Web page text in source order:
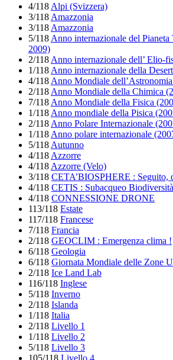
4/118 Alpi (Svizzera)
3/118 Amazzonia
3/118 Amazzonia
5/118 Anno internazionale del
2009)
2/118 Anno internazionale dell’ Elio-
1/118 Anno internazionale della
4/118 Anno Mondiale
2/118 Anno Mondiale della Chimica
7/118 Anno Mondiale della Fisica
1/118 Anno mondiale della Pisica
2/118 Anno Polare Internazionale
1/118 Anno polare internazionale
5/118 Autunno
4/118 Azzorre
4/118 Azzorre (Velo)
3/118 CETA’BIOSPHERE : Seguito,
4/118 CETIS : Subacqueo Biodiversità
4/118 CONNESSIONE DRONE
113/118 Estate
117/118 Francese
7/118 Francia
2/118 GEOCLIM : Emergenza clima !
6/118 Geologia
6/118 Giornata Mondiale delle Zone
2/118 Ice Land Lab
116/118 Inglese
5/118 Inverno
2/118 Islanda
1/118 Italia
2/118 Livello 1
1/118 Livello 2
5/118 Livello 3
105/118 Livello 4